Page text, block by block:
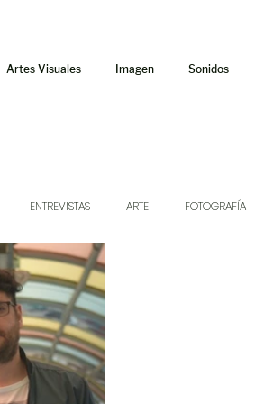
Artes Visuales Imagen Sonidos
ENTREVISTAS ARTE FOTOGRAFÍA
AUDIOTEXTO
DOSSIER NOCHE DE LAS IDEAS